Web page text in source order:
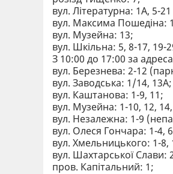
вул. Літературна: 1А, 5-
вул. Максима Пошедіна:
вул. Музейна: 13;
вул. Шкільна: 5, 8-17, 19-
З 10:00 до 17:00 за
вул. Березнева: 2-12
вул. Заводська: 1/14, 13А;
вул. Каштанова: 1-9, 11;
вул. Музейна: 1-10, 12,
вул. Незалежна: 1-9
вул. Олеся Гончара: 1-4,
вул. Хмельницького: 1-8,
вул. Шахтарської Слави:
пров. Капітальний: 1;